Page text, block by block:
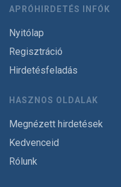
APRÓHIRDETÉS INFÓK
Nyitólap
Regisztráció
Hirdetésfeladás
HASZNOS OLDALAK
Megnézett hirdetések
Kedvenceid
Rólunk